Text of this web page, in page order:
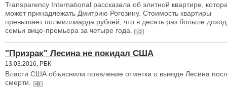
Transparency International рассказала об элитной квартире,
может принадлежать Дмитрию Рогозину. Стоимость квартиры
превышает полмиллиарда рублей, что в десять раз больше
семьи вице-премьера за четыре года.
"Призрак" Лесина не покидал США
13.03.2016, РБК
Власти США объяснили появление отметки о выезде Лесина
смерти.